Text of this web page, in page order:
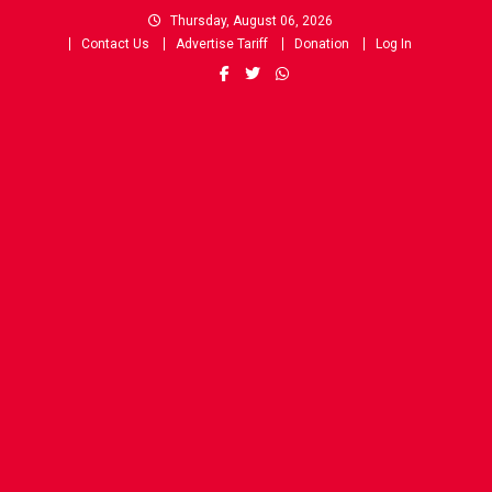
Thursday, August 06, 2026
Contact Us
Advertise Tariff Donation Log In